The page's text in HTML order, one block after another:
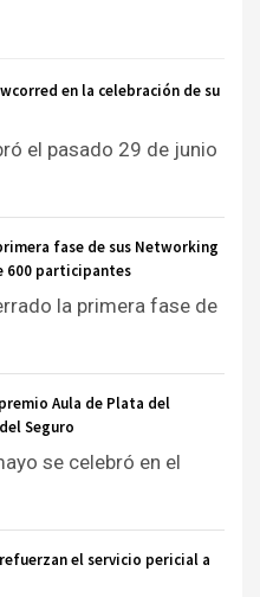
en la celebración de su
el pasado 29 de junio
fase de sus Networking
600 participantes
la primera fase de
Aula de Plata del
Seguro
se celebró en el
el servicio pericial a